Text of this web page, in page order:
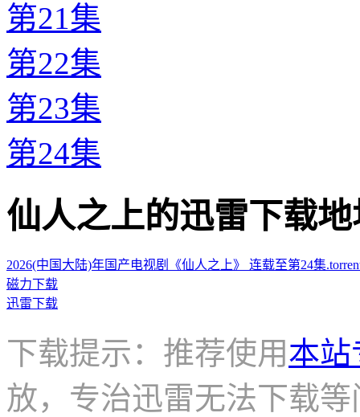
第21集
第22集
第23集
第24集
仙人之上的迅雷下载地
2026(中国大陆)年国产电视剧《仙人之上》 连载至第24集
磁力下载
迅雷下载
下载提示：推荐使用本站
放，专治迅雷无法下载等